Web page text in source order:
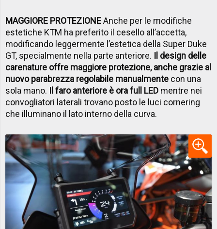
MAGGIORE PROTEZIONEAnche per le modifiche
estetiche KTM ha preferito il cesello all’accetta,
modificando leggermente l’estetica della Super Duke
GT, specialmente nella parte anteriore. Il design delle
carenature offre maggiore protezione, anche grazie al
nuovo parabrezza regolabile manualmente con una
sola mano. Il faro anteriore è ora full LED mentre nei
convogliatori laterali trovano posto le luci cornering
che illuminano il lato interno della curva.